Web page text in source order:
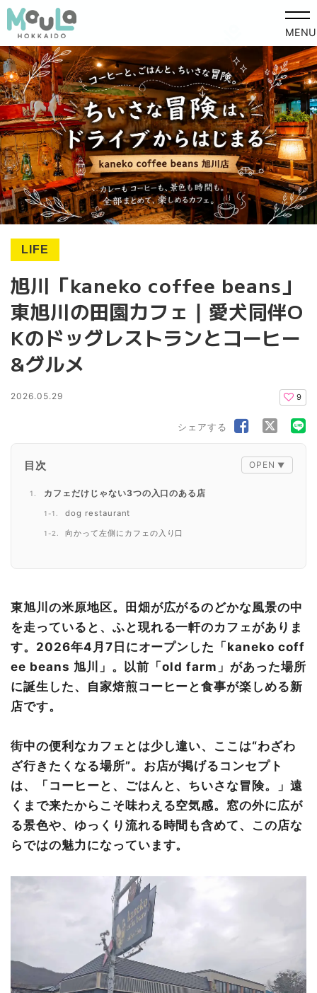
MENU
LIFE
旭川「kaneko coffee beans」
東旭川の田園カフェ｜愛犬同伴O
Kのドッグレストランとコーヒー
&グルメ
2026.05.29 9
シェアする
目次
カフェだけじゃない3つの入口のある店
dog restaurant
向かって左側にカフェの入り口
ちいさな冒険ブレンド（中煎り）
このカフェの原点は上富良野にあります
東旭川の米原地区。田畑が広がるのどかな風景の中
を走っていると、ふと現れる一軒のカフェがありま
す。2026年4月7日にオープンした「kaneko coff
ee beans 旭川」。以前「old farm」があった場所
に誕生した、自家焙煎コーヒーと食事が楽しめる新
店です。
街中の便利なカフェとは少し違い、ここは“わざわ
ざ行きたくなる場所”。お店が掲げるコンセプト
は、「コーヒーと、ごはんと、ちいさな冒険。」遠
くまで来たからこそ味わえる空気感。窓の外に広が
る景色や、ゆっくり流れる時間も含めて、この店な
らではの魅力になっています。